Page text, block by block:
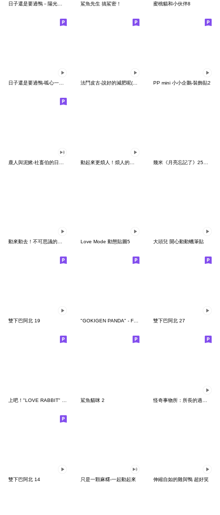
鯊魚先生 搞鯊密！ 蜜桃貓和小伙伴8
日子還是要過鴨-呱心一下鴨 法鬥皮古-說好的減肥呢(第15彈) PP mini 小小企鵝-裝飾貼2
幾米《月亮忘記了》25周年 x 晴天P莉
Love Mode 動態貼圖5 大頭兒 開心動動蠟筆貼
雙下巴阿北 19 "GOKIGEN PANDA" - Feeling / global 雙下巴阿北 27
鯊魚貓咪 2
雙下巴阿北 14 只是一顆麻糬-一起動起來 伸縮自如的雞與鴨 超好笑